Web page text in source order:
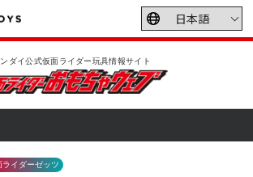
ダイ公式仮面ライダー玩具情報サイト
ライダーゼッツ